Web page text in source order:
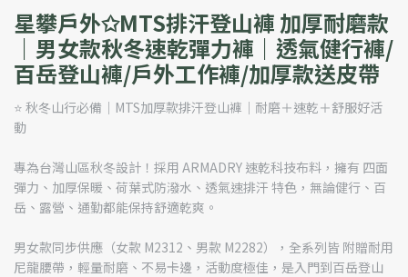
星攀戶外✩MTS排汗登山褲 加厚耐磨款
｜男女款秋冬速乾彈力褲｜透氣健行褲/
百岳登山褲/戶外工作褲/加厚款送皮帶
⭐ 秋冬山行必備｜MTS加厚款排汗登山褲｜耐磨＋速乾＋舒服好活
動
專為台灣山區秋冬設計！採用 ARMADRY 速乾科技布料，擁有 四面
彈力、加厚保暖、荷葉式防潑水、透氣速排汗 特色，無論健行、百
岳、露營、通勤都能保持舒適乾爽。
男女款同步供應（女款 M2312、男款 M2282），全系列皆 附贈耐用
尼龍腰帶，輕量耐磨、不易卡邊，活動度極佳，是入門到百岳登山